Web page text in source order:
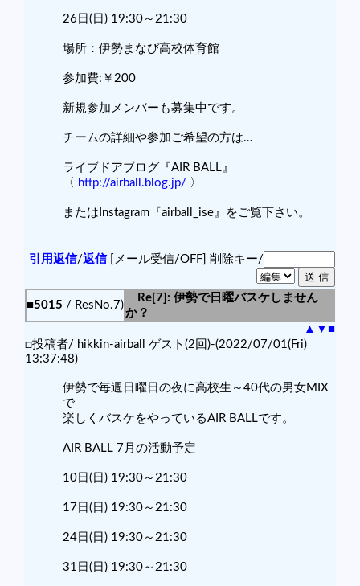
26日(日) 19:30～21:30
場所：伊勢まなび高校体育館
参加費:￥200
新規参加メンバーも募集中です。
チームの詳細や参加ご希望の方は…
ライブドアブログ『AIR BALL』
〈 http://airball.blog.jp/ 〉
またはInstagram『airball_ise』をご覧下さい。
引用返信/返信[メール受信/OFF] 削除キー/
■5015 / ResNo.7)
Re[7]: 伊勢で日曜バスケしません
か？
▲ ▼ ■
□投稿者/ hikkin-airball ゲスト(2回)-(2022/07/01(Fri)
13:37:48)
伊勢で毎週日曜日の夜に高校生～40代の男女MIX
で
楽しくバスケをやっているAIR BALLです。
AIR BALL 7月の活動予定
10日(日) 19:30～21:30
17日(日) 19:30～21:30
24日(日) 19:30～21:30
31日(日) 19:30～21:30